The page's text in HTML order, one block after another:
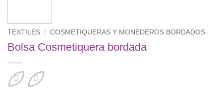
TEXTILES / COSMETIQUERAS Y MONEDEROS BORDADOS
Bolsa Cosmetiquera bordada